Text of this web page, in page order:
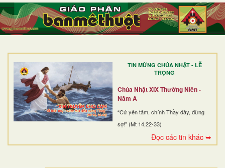
TIN MỪNG CHÚA NHẬT - LỄ
TRỌNG
Chúa Nhật XIX Thường Niên -
Năm A
“Cứ yên tâm, chính Thầy đây, đừng
sợ!” (Mt 14,22-33)
Đọc các tin khác ➥
TRANG NHẤT
GIỚI THIỆU
DÒNG TU
BAN MỤC VỤ
ĐOÀN THỂ CG
ĐIỂM HÀNH HƯƠNG